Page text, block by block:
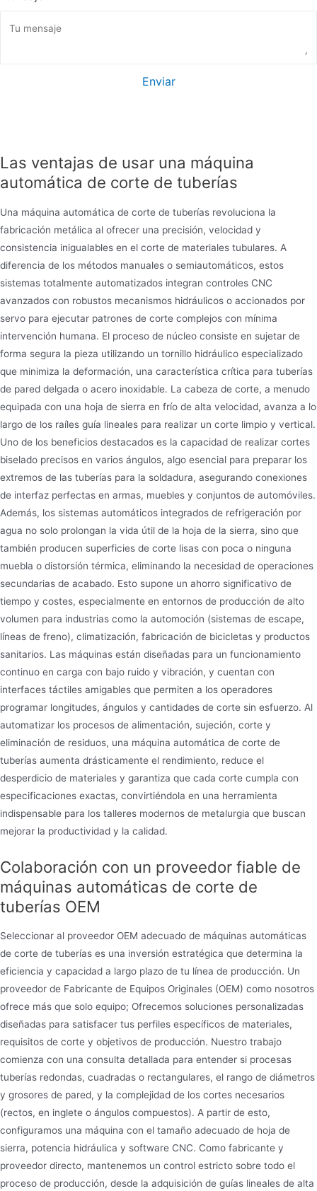
Enviar
Las ventajas de usar una máquina
automática de corte de tuberías
Una máquina automática de corte de tuberías revoluciona la
fabricación metálica al ofrecer una precisión, velocidad y
consistencia inigualables en el corte de materiales tubulares. A
diferencia de los métodos manuales o semiautomáticos, estos
sistemas totalmente automatizados integran controles CNC
avanzados con robustos mecanismos hidráulicos o accionados por
servo para ejecutar patrones de corte complejos con mínima
intervención humana. El proceso de núcleo consiste en sujetar de
forma segura la pieza utilizando un tornillo hidráulico especializado
que minimiza la deformación, una característica crítica para tuberías
de pared delgada o acero inoxidable. La cabeza de corte, a menudo
equipada con una hoja de sierra en frío de alta velocidad, avanza a lo
largo de los raíles guía lineales para realizar un corte limpio y vertical.
Uno de los beneficios destacados es la capacidad de realizar cortes
biselado precisos en varios ángulos, algo esencial para preparar los
extremos de las tuberías para la soldadura, asegurando conexiones
de interfaz perfectas en armas, muebles y conjuntos de automóviles.
Además, los sistemas automáticos integrados de refrigeración por
agua no solo prolongan la vida útil de la hoja de la sierra, sino que
también producen superficies de corte lisas con poca o ninguna
muebla o distorsión térmica, eliminando la necesidad de operaciones
secundarias de acabado. Esto supone un ahorro significativo de
tiempo y costes, especialmente en entornos de producción de alto
volumen para industrias como la automoción (sistemas de escape,
líneas de freno), climatización, fabricación de bicicletas y productos
sanitarios. Las máquinas están diseñadas para un funcionamiento
continuo en carga con bajo ruido y vibración, y cuentan con
interfaces táctiles amigables que permiten a los operadores
programar longitudes, ángulos y cantidades de corte sin esfuerzo. Al
automatizar los procesos de alimentación, sujeción, corte y
eliminación de residuos, una máquina automática de corte de
tuberías aumenta drásticamente el rendimiento, reduce el
desperdicio de materiales y garantiza que cada corte cumpla con
especificaciones exactas, convirtiéndola en una herramienta
indispensable para los talleres modernos de metalurgia que buscan
mejorar la productividad y la calidad.
Colaboración con un proveedor fiable de
máquinas automáticas de corte de
tuberías OEM
Seleccionar al proveedor OEM adecuado de máquinas automáticas
de corte de tuberías es una inversión estratégica que determina la
eficiencia y capacidad a largo plazo de tu línea de producción. Un
proveedor de Fabricante de Equipos Originales (OEM) como nosotros
ofrece más que solo equipo; Ofrecemos soluciones personalizadas
diseñadas para satisfacer tus perfiles específicos de materiales,
requisitos de corte y objetivos de producción. Nuestro trabajo
comienza con una consulta detallada para entender si procesas
tuberías redondas, cuadradas o rectangulares, el rango de diámetros
y grosores de pared, y la complejidad de los cortes necesarios
(rectos, en inglete o ángulos compuestos). A partir de esto,
configuramos una máquina con el tamaño adecuado de hoja de
sierra, potencia hidráulica y software CNC. Como fabricante y
proveedor directo, mantenemos un control estricto sobre todo el
proceso de producción, desde la adquisición de guías lineales de alta